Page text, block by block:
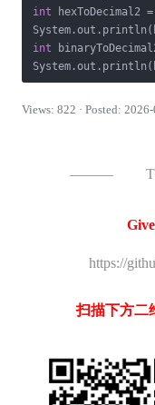
int
int
Views: 822 · Posted:
———
https://
扫描下方二